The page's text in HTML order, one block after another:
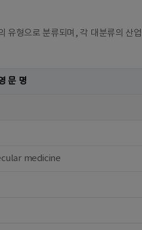
유형으로 분류되며, 각 대분류의 산
문 명
medicine